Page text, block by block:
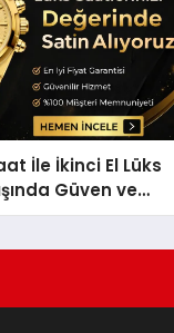
İle İkinci El Lüks
Güven ve